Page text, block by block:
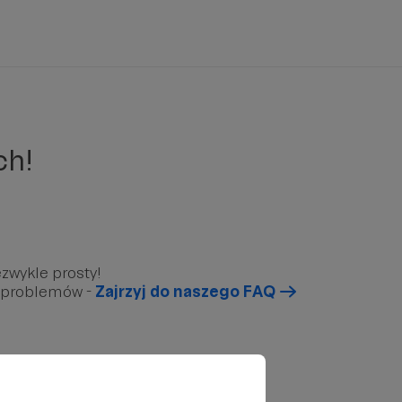
prosty!
- Zajrzyj do naszego FAQ